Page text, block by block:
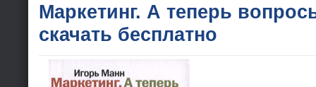
Маркетинг. А теперь
скачать бесплатно